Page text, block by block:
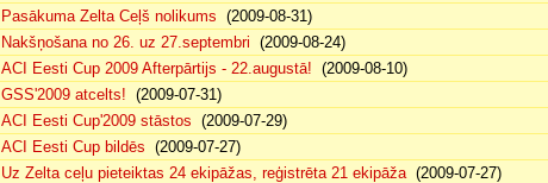
Pasākuma Zelta Ceļš nolikums (2009-08-31)
Nakšņošana no 26. uz 27.septembri (2009-08-24)
ACI Eesti Cup 2009 Afterpārtijs - 22.augustā! (2009-08-10)
GSS'2009 atcelts! (2009-07-31)
ACI Eesti Cup'2009 stāstos (2009-07-29)
ACI Eesti Cup bildēs (2009-07-27)
Uz Zelta ceļu pieteiktas 24 ekipāžas, reģistrēta 21 ekipāža(2009-07-27)